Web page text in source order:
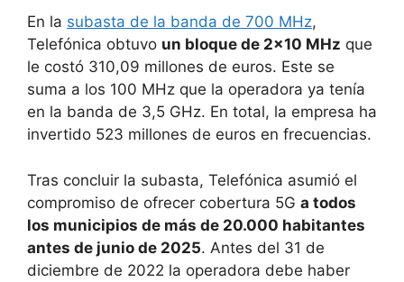
En la subasta de la banda de 700 MHz,
Telefónica obtuvo un bloque de 2×10 MHz que
le costó 310,09 millones de euros. Este se
suma a los 100 MHz que la operadora ya tenía
en la banda de 3,5 GHz. En total, la empresa ha
invertido 523 millones de euros en frecuencias.
Tras concluir la subasta, Telefónica asumió el
compromiso de ofrecer cobertura 5G a todos
los municipios de más de 20.000 habitantes
antes de junio de 2025. Antes del 31 de
diciembre de 2022 la operadora debe haber